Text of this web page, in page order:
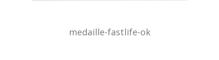
medaille-fastlife-ok